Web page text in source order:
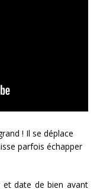
! Il se déplace
parfois échapper
et date de bien avant